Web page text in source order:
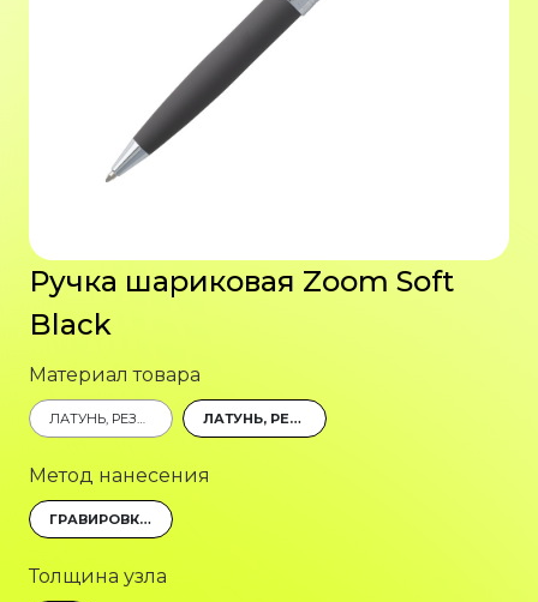
Ручка шариковая Zoom Soft
Black
Материал товара
ЛАТУНЬ, РЕЗИНА, ЛАК ЛАТУНЬ, РЕЗИНА, ЛАК, ХРОМИРОВАНИЕ
Метод нанесения
ГРАВИРОВКА (ОПТОВОЛОКОННЫЙ ЛАЗЕР)
Толщина узла